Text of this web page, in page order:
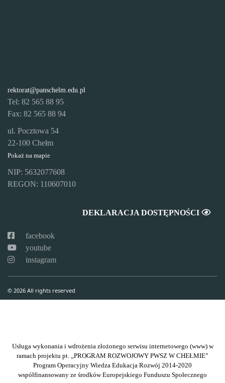
rektorat@panschelm.edu.pl
Tel: 82 565 88 95
Fax: 82 565 88 94
ul. Pocztowa 54
22-100 Chełm
Pokaż na mapie
NIP: 5632077608
REGON: 110607010
DEKLARACJA DOSTĘPNOŚCI
facebook
youtube
instagram
© 2026 All rights reserved
Usługa wykonania i wdrożenia złożonego serwisu internetowego (www) w
ramach projektu pt. „PROGRAM ROZWOJOWY PWSZ W CHEŁMIE”
Program Operacyjny Wiedza Edukacja Rozwój 2014-2020
współfinansowany ze środków Europejskiego Funduszu Społecznego